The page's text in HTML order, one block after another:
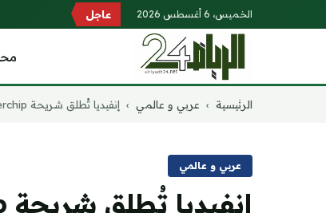
الخميس، 6 أغسطس 2026 عاجل
الرئيسية › عربي و عالمي › إنفيديا تُطلق شريحة RTX Spark Superchip...
عربي و عالمي